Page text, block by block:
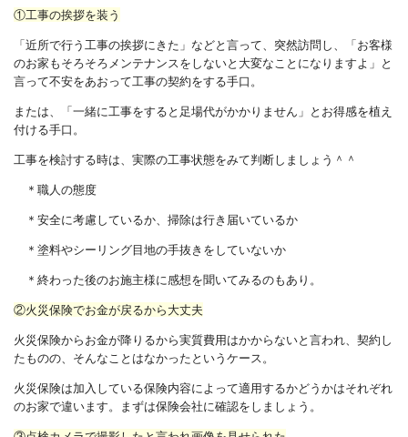
①工事の挨拶を装う
「近所で行う工事の挨拶にきた」などと言って、突然訪問し、「お客様
のお家もそろそろメンテナンスをしないと大変なことになりますよ」と
言って不安をあおって工事の契約をする手口。
または、「一緒に工事をすると足場代がかかりません」とお得感を植え
付ける手口。
工事を検討する時は、実際の工事状態をみて判断しましょう＾＾
＊職人の態度
＊安全に考慮しているか、掃除は行き届いているか
＊塗料やシーリング目地の手抜きをしていないか
＊終わった後のお施主様に感想を聞いてみるのもあり。
②火災保険でお金が戻るから大丈夫
火災保険からお金が降りるから実質費用はかからないと言われ、契約し
たものの、そんなことはなかったというケース。
火災保険は加入している保険内容によって適用するかどうかはそれぞれ
のお家で違います。まずは保険会社に確認をしましょう。